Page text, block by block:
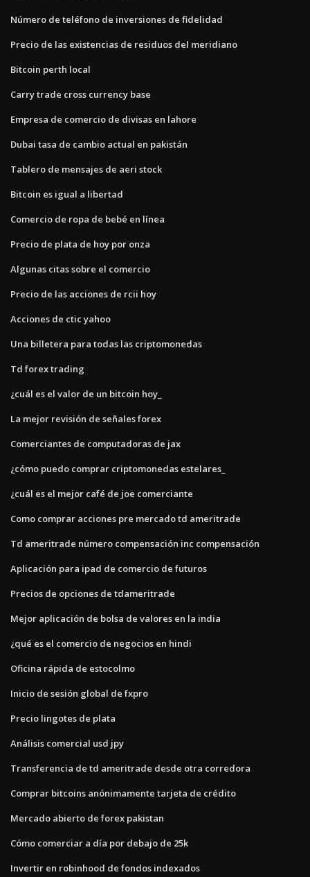
Número de teléfono de inversiones de fidelidad
Precio de las existencias de residuos del meridiano
Bitcoin perth local
Carry trade cross currency base
Empresa de comercio de divisas en lahore
Dubai tasa de cambio actual en pakistán
Tablero de mensajes de aeri stock
Bitcoin es igual a libertad
Comercio de ropa de bebé en línea
Precio de plata de hoy por onza
Algunas citas sobre el comercio
Precio de las acciones de rcii hoy
Acciones de ctic yahoo
Una billetera para todas las criptomonedas
Td forex trading
¿cuál es el valor de un bitcoin hoy_
La mejor revisión de señales forex
Comerciantes de computadoras de jax
¿cómo puedo comprar criptomonedas estelares_
¿cuál es el mejor café de joe comerciante
Como comprar acciones pre mercado td ameritrade
Td ameritrade número compensación inc compensación
Aplicación para ipad de comercio de futuros
Precios de opciones de tdameritrade
Mejor aplicación de bolsa de valores en la india
¿qué es el comercio de negocios en hindi
Oficina rápida de estocolmo
Inicio de sesión global de fxpro
Precio lingotes de plata
Análisis comercial usd jpy
Transferencia de td ameritrade desde otra corredora
Comprar bitcoins anónimamente tarjeta de crédito
Mercado abierto de forex pakistan
Cómo comerciar a día por debajo de 25k
Invertir en robinhood de fondos indexados